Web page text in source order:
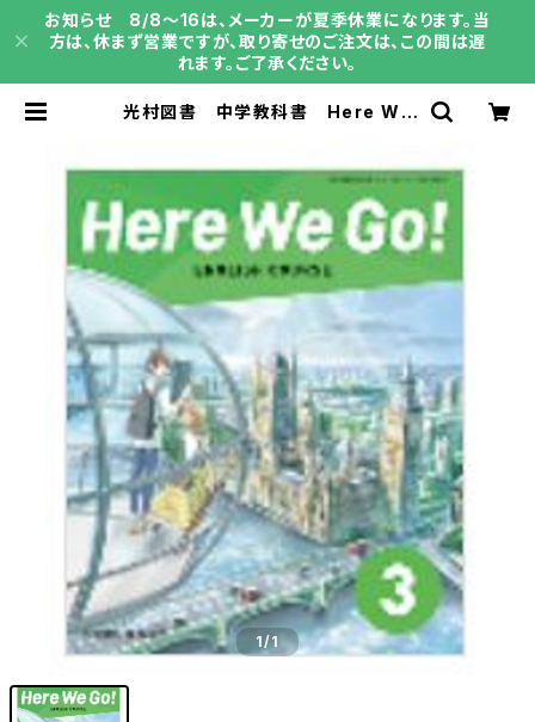
お知らせ 8/8～16は、メーカーが夏季休業になります。当
方は、休まず営業ですが、取り寄せのご注文は、この間は遅
れます。ご了承ください。
光村図書 中学教科書 Here We
3801191 ISBN-10：B0D9DTYY
Z5 SKU：004001923 | 育之書
店（いくのしょてん）
1/1